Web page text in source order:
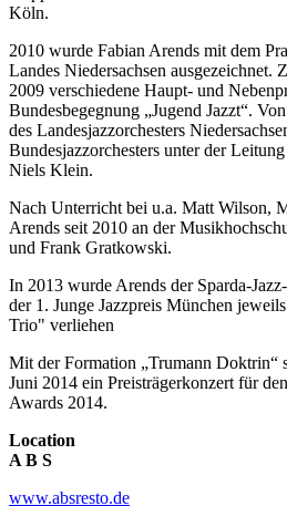
Köln.
2010 wurde Fabian Arends mit dem
Landes Niedersachsen ausgezeichnet.
2009 verschiedene Haupt- und
Bundesbegegnung „Jugend Jazzt“.
des Landesjazzorchesters
Bundesjazzorchesters unter der
Niels Klein.
Nach Unterricht bei u.a. Matt Wilson,
Arends seit 2010 an der
und Frank Gratkowski.
In 2013 wurde Arends der Sparda-
der 1. Junge Jazzpreis München
Trio" verliehen
Mit der Formation „Trumann Doktrin“
Juni 2014 ein Preisträgerkonzert für
Awards 2014.
Location
A B S
www.absresto.de